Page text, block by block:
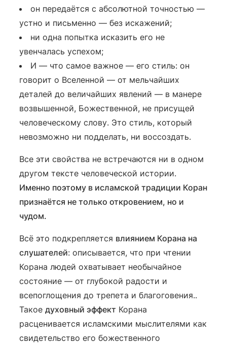
он передаётся с абсолютной точностью —
устно и письменно — без искажений;
ни одна попытка исказить его не
увенчалась успехом;
И — что самое важное — его стиль: он
говорит о Вселенной — от мельчайших
деталей до величайших явлений — в манере
возвышенной, Божественной, не присущей
человеческому слову. Это стиль, который
невозможно ни подделать, ни воссоздать.
Все эти свойства не встречаются ни в одном
другом тексте человеческой истории.
Именно поэтому в исламской традиции Коран
признаётся не только откровением, но и
чудом.
Всё это подкрепляется влиянием Корана на
слушателей: описывается, что при чтении
Корана людей охватывает необычайное
состояние — от глубокой радости и
всепоглощения до трепета и благоговения..
Такое духовный эффект Корана
расценивается исламскими мыслителями как
свидетельство его божественного